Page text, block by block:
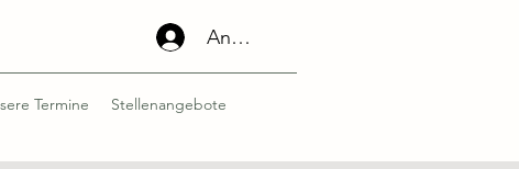
Anmelden
Termine Stellenangebote